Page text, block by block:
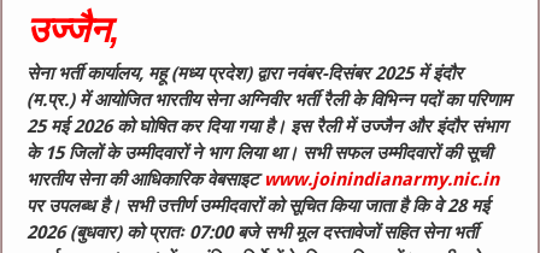
उज्जैन,
सेना भर्ती कार्यालय, महू (मध्य प्रदेश) द्वारा नवंबर-दिसंबर 2025 में इंदौर
(म.प्र.) में आयोजित भारतीय सेना अग्निवीर भर्ती रैली के विभिन्न पदों का परिणाम
25 मई 2026 को घोषित कर दिया गया है। इस रैली में उज्जैन और इंदौर संभाग
के 15 जिलों के उम्मीदवारों ने भाग लिया था। सभी सफल उम्मीदवारों की सूची
भारतीय सेना की आधिकारिक वेबसाइटwww.joinindianarmy.nic.in
पर उपलब्ध है। सभी उत्तीर्ण उम्मीदवारों को सूचित किया जाता है कि वे 28 मई
2026 (बुधवार) को प्रातः 07:00 बजे सभी मूल दस्तावेजों सहित सेना भर्ती